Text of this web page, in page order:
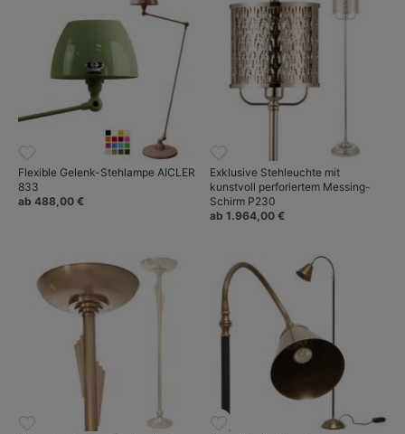
Flexible Gelenk-Stehlampe AICLER
833
ab 488,00 €
Exklusive Stehleuchte mit
kunstvoll perforiertem Messing-
Schirm P230
ab 1.964,00 €